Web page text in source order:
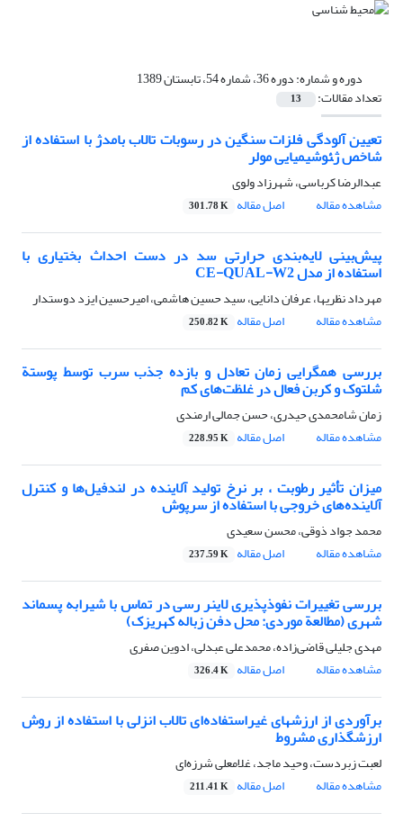
دوره و شماره:دوره 36، شماره 54، تابستان 1389
تعداد مقالات: 13
تعیین آلودگی فلزات سنگین در رسوبات تالاب بامدژ با استفاده از
شاخص ژ‍ئوشیمیایی مولر
عبدالرضا کرباسی، شهرزاد ولوی
مشاهده مقاله
اصل مقاله 301.78 K
پیش‌بینی لایه‌بندی حرارتی سد در دست احداث بختیاری با
استفاده از مدل CE-QUAL-W2
مهرداد نظریها، عرفان دانایی، سید حسین هاشمی، امیر‌حسین ایزد دوستدار
مشاهده مقاله
اصل مقاله 250.82 K
بررسی همگرایی زمان تعادل و بازده جذب سرب توسط پوستة
شلتوک و کربن فعال در غلظت‌های کم
زمان شامحمدی حیدری، حسن جمالی ارمندی
مشاهده مقاله
اصل مقاله 228.95 K
میزان تأثیر رطوبت ، بر نرخ تولید آلاینده در لندفیل‌ها و کنترل
آلاینده‌های خروجی با استفاده از سرپوش
محمد جواد ذوقی، محسن سعیدی
مشاهده مقاله
اصل مقاله 237.59 K
بررسی تغییرات نفوذپذیری لاینر رسی در تماس با شیرابه پسماند
شهری (مطالعة موردی: محل دفن زباله کهریزک)
مهدی جلیلی قاضی‌زاده، محمدعلی عبدلی، ادوین صفری
مشاهده مقاله
اصل مقاله 326.4 K
برآوردی از ارزشهای غیر‌استفاده‌ای تالاب انزلی با استفاده از روش
ارزشگذاری مشروط
لعبت زبردست، وحید ماجد، غلامعلی شرزه‌ای
مشاهده مقاله
اصل مقاله 211.41 K